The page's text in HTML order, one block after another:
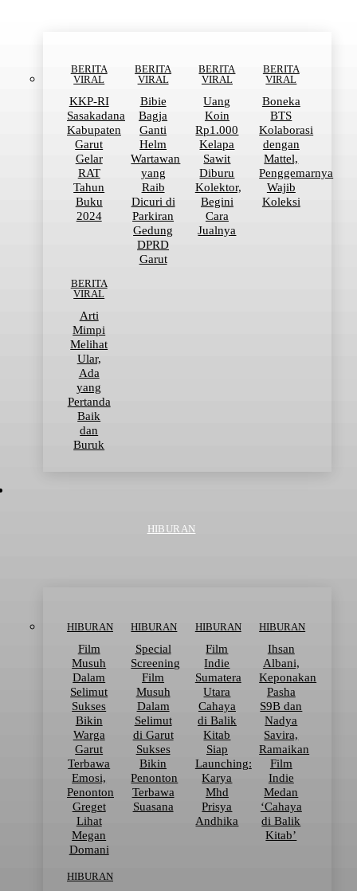
BERITA
VIRAL
KKP-RI
Sasakadana
Kabupaten
Garut
Gelar
RAT
Tahun
Buku
2024
BERITA
VIRAL
Bibie
Bagja
Ganti
Helm
Wartawan
yang
Raib
Dicuri di
Parkiran
Gedung
DPRD
Garut
BERITA
VIRAL
Uang
Koin
Rp1.000
Kelapa
Sawit
Diburu
Kolektor,
Begini
Cara
Jualnya
BERITA
VIRAL
Boneka
BTS
Kolaborasi
dengan
Mattel,
Penggemarnya
Wajib
Koleksi
BERITA
VIRAL
Arti
Mimpi
Melihat
Ular,
Ada
yang
Pertanda
Baik
dan
Buruk
HIBURAN
HIBURAN
Film
Musuh
Dalam
Selimut
Sukses
Bikin
Warga
Garut
Terbawa
Emosi,
Penonton
Greget
Lihat
Megan
Domani
HIBURAN
Special
Screening
Film
Musuh
Dalam
Selimut
di Garut
Sukses
Bikin
Penonton
Terbawa
Suasana
HIBURAN
Film
Indie
Sumatera
Utara
Cahaya
di Balik
Kitab
Siap
Launching:
Karya
Mhd
Prisya
Andhika
HIBURAN
Ihsan
Albani,
Keponakan
Pasha
S9B dan
Nadya
Savira,
Ramaikan
Film
Indie
Medan
‘Cahaya
di Balik
Kitab’
HIBURAN